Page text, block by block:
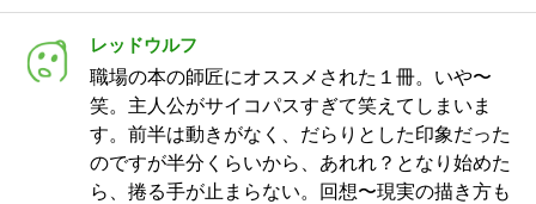
レッドウルフ
職場の本の師匠にオススメされた１冊。いや〜
笑。主人公がサイコパスすぎて笑えてしまいま
す。前半は動きがなく、だらりとした印象だった
のですが半分くらいから、あれれ？となり始めた
ら、捲る手が止まらない。回想〜現実の描き方も